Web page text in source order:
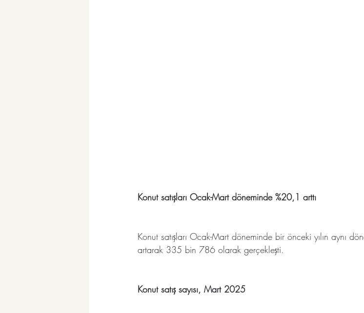
Konut satışları Ocak-Mart döneminde %20,1 arttı
Konut satışları Ocak-Mart döneminde bir önceki yılın aynı
artarak 335 bin 786 olarak gerçekleşti.
Konut satış sayısı, Mart 2025